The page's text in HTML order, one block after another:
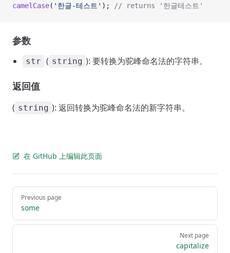
camelCase( '한글-테스트' ); // returns '한글테스트'
参数
str ( string ): 要转换为驼峰命名法的字符串。
返回值
( string ): 返回转换为驼峰命名法的新字符串。
在 GitHub 上编辑此页面
Pager
Previous page
some
Next page
capitalize